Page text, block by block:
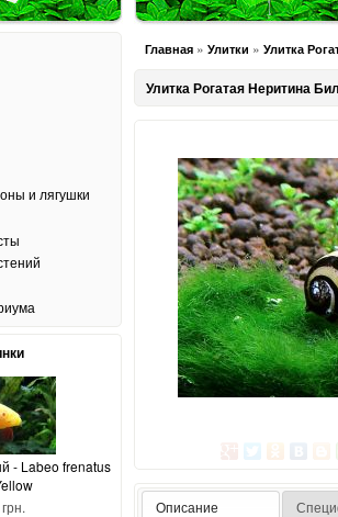
Главная » Улитки » Улитка
Улитка Рогатая Неритина
Описание
и лягушки
- Labeo frenatus